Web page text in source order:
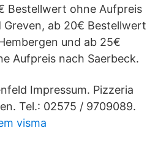
Bestellwert ohne Aufpreis
ab 20€ Bestellwert
und ab 25€
Aufpreis nach Saerbeck.
Impressum. Pizzeria
Tel.: 02575 / 9709089.
visma